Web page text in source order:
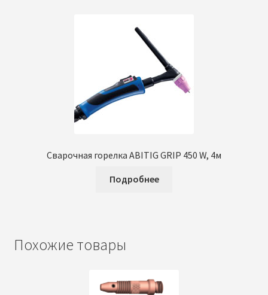
Сварочная горелка ABITIG GRIP 450 W, 4м
Подробнее
Похожие товары